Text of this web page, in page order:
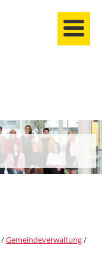
anmelden
/Gemeindeverwaltung/